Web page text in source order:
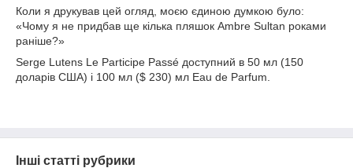
Коли я друкував цей огляд, моєю єдиною думкою було:
«Чому я не придбав ще кілька пляшок Ambre Sultan роками
раніше?»
Serge Lutens Le Participe Passé доступний в 50 мл (150
доларів США) і 100 мл ($ 230) мл Eau de Parfum.
Інші статті рубрики